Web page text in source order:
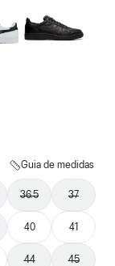
Guia de medidas
36.5 37
40 41
44 45